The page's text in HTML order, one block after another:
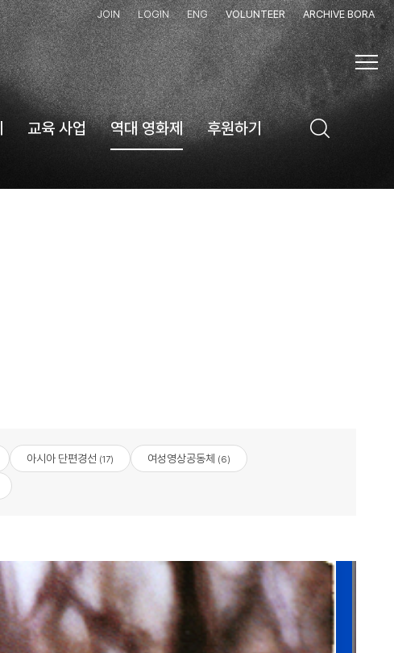
JOIN LOGIN ENG VOLUNTEER ARCHIVE BORA
교육 사업 역대 영화제 후원하기
아시아 단편경선 (17) 여성영상공동체 (6)